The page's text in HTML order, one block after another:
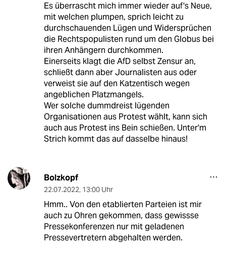
Es überrascht mich immer wieder auf's Neue,
mit welchen plumpen, sprich leicht zu
durchschauenden Lügen und Widersprüchen
die Rechtspopulisten rund um den Globus bei
ihren Anhängern durchkommen.
Einerseits klagt die AfD selbst Zensur an,
schließt dann aber Journalisten aus oder
verweist sie auf den Katzentisch wegen
angeblichen Platzmangels.
Wer solche dummdreist lügenden
Organisationen aus Protest wählt, kann sich
auch aus Protest ins Bein schießen. Unter'm
Strich kommt das auf dasselbe hinaus!
Bolzkopf
22.07.2022, 13:00 Uhr
Hmm.. Von den etablierten Parteien ist mir
auch zu Ohren gekommen, dass gewissse
Pressekonferenzen nur mit geladenen
Pressevertretern abgehalten werden.